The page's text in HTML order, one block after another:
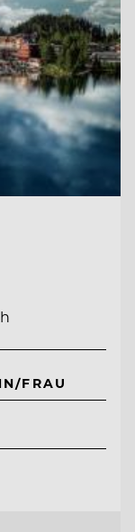
FRAU